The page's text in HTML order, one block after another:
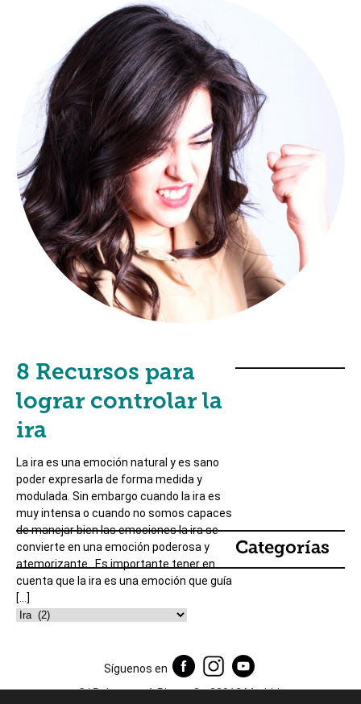
8 Recursos para
lograr controlar la
ira
La ira es una emoción natural y es sano
poder expresarla de forma medida y
modulada. Sin embargo cuando la ira es
muy intensa o cuando no somos capaces
de manejar bien las emociones la ira se
convierte en una emoción poderosa y
atemorizante. Es importante tener en
cuenta que la ira es una emoción que guía
[…]
Categorías
Síguenos en
C/ Relatores 4, Planta 3ª, 28012 Madrid.